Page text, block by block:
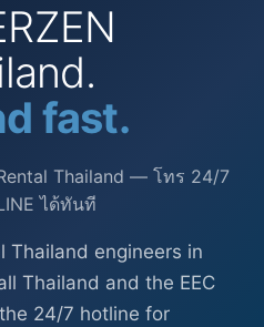
fast.
Thailand — โทร 24/7
ได้ทันที
Thailand engineers in
Thailand and the EEC
24/7 hotline for